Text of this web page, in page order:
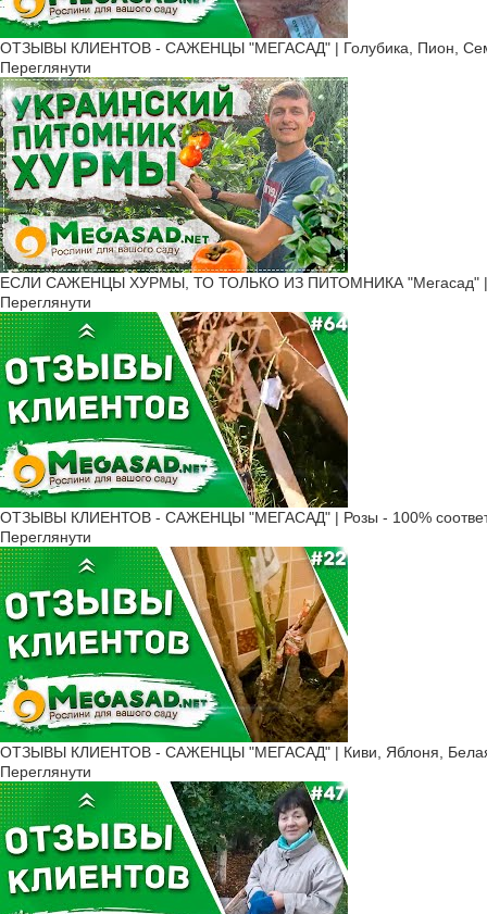
ОТЗЫВЫ КЛИЕНТОВ - САЖЕНЦЫ "МЕГАСАД" | Голубика, Пион,
Переглянути
ЕСЛИ САЖЕНЦЫ ХУРМЫ, ТО ТОЛЬКО ИЗ ПИТОМНИКА "Мегасад" |
Переглянути
ОТЗЫВЫ КЛИЕНТОВ - САЖЕНЦЫ "МЕГАСАД" | Розы - 100%
Переглянути
ОТЗЫВЫ КЛИЕНТОВ - САЖЕНЦЫ "МЕГАСАД" | Киви, Яблоня, Белая
Переглянути